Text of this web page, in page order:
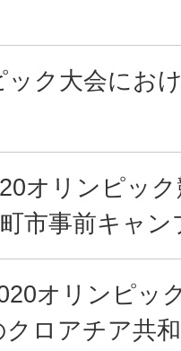
ック大会にお
オリンピッ
市事前キャン
オリンピッ
ロアチア共